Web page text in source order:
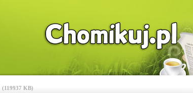
(119937 KB)